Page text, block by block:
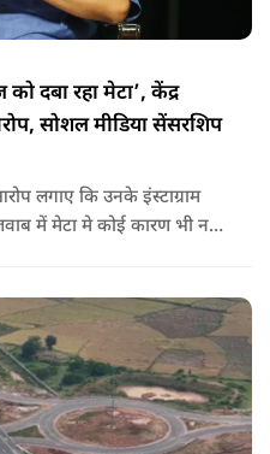
दबा रहा मेटा’, केंद्र
सोशल मीडिया सेंसरशिप
लगाए कि उनके इंस्टाग्राम
में मेटा मे कोई कारण भी नहीं